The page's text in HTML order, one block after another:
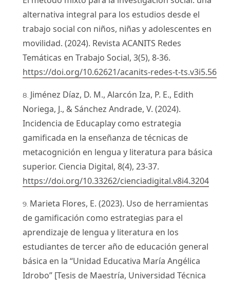
alternativa integral para los estudios desde el
trabajo social con niños, niñas y adolescentes en
movilidad. (2024). Revista ACANITS Redes
Temáticas en Trabajo Social, 3(5), 8-36.
https://doi.org/10.62621/acanits-redes-t-ts.v3i5.56
Jiménez Díaz, D. M., Alarcón Iza, P. E., Edith
Noriega, J., & Sánchez Andrade, V. (2024).
Incidencia de Educaplay como estrategia
gamificada en la enseñanza de técnicas de
metacognición en lengua y literatura para básica
superior. Ciencia Digital, 8(4), 23-37.
https://doi.org/10.33262/cienciadigital.v8i4.3204
Marieta Flores, E. (2023). Uso de herramientas
de gamificación como estrategias para el
aprendizaje de lengua y literatura en los
estudiantes de tercer año de educación general
básica en la “Unidad Educativa María Angélica
Idrobo” [Tesis de Maestría, Universidad Técnica